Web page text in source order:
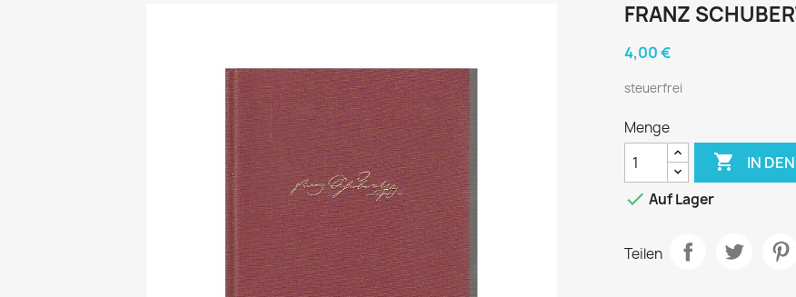
FRANZ
4,00 €
steuerfrei
Menge
 IN
 Auf Lager
Teilen